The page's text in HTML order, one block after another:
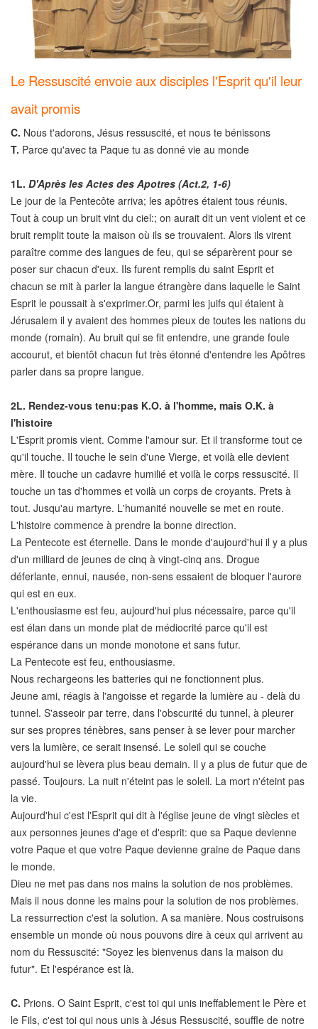
Le Ressuscité envoie aux disciples l'Esprit qu'il leur
avait promis
C. Nous t'adorons, Jésus ressuscité, et nous te bénissons
T. Parce qu'avec ta Paque tu as donné vie au monde
1L. D'Après les Actes des Apotres (Act.2, 1-6)
Le jour de la Pentecôte arriva; les apôtres étaient tous réunis.
Tout à coup un bruit vint du ciel:; on aurait dit un vent violent et ce
bruit remplit toute la maison où ils se trouvaient. Alors ils virent
paraître comme des langues de feu, qui se séparèrent pour se
poser sur chacun d'eux. Ils furent remplis du saint Esprit et
chacun se mit à parler la langue étrangère dans laquelle le Saint
Esprit le poussait à s'exprimer.Or, parmi les juifs qui étaient à
Jérusalem il y avaient des hommes pieux de toutes les nations du
monde (romain). Au bruit qui se fit entendre, une grande foule
accourut, et bientôt chacun fut très étonné d'entendre les Apôtres
parler dans sa propre langue.
2L. Rendez-vous tenu:pas K.O. à l'homme, mais O.K. à
l'histoire
L'Esprit promis vient. Comme l'amour sur. Et il transforme tout ce
qu'il touche. Il touche le sein d'une Vierge, et voilà elle devient
mère. Il touche un cadavre humilié et voilà le corps ressuscité. Il
touche un tas d'hommes et voilà un corps de croyants. Prets à
tout. Jusqu'au martyre. L'humanité nouvelle se met en route.
L'histoire commence à prendre la bonne direction.
La Pentecote est éternelle. Dans le monde d'aujourd'hui il y a plus
d'un milliard de jeunes de cinq à vingt-cinq ans. Drogue
déferlante, ennui, nausée, non-sens essaient de bloquer l'aurore
qui est en eux.
L'enthousiasme est feu, aujourd'hui plus nécessaire, parce qu'il
est élan dans un monde plat de médiocrité parce qu'il est
espérance dans un monde monotone et sans futur.
La Pentecote est feu, enthousiasme.
Nous rechargeons les batteries qui ne fonctionnent plus.
Jeune ami, réagis à l'angoisse et regarde la lumière au - delà du
tunnel. S'asseoir par terre, dans l'obscurité du tunnel, à pleurer
sur ses propres ténèbres, sans penser à se lever pour marcher
vers la lumière, ce serait insensé. Le soleil qui se couche
aujourd'hui se lèvera plus beau demain. Il y a plus de futur que de
passé. Toujours. La nuit n'éteint pas le soleil. La mort n'éteint pas
la vie.
Aujourd'hui c'est l'Esprit qui dit à l'église jeune de vingt siècles et
aux personnes jeunes d'age et d'esprit: que sa Paque devienne
votre Paque et que votre Paque devienne graine de Paque dans
le monde.
Dieu ne met pas dans nos mains la solution de nos problèmes.
Mais il nous donne les mains pour la solution de nos problèmes.
La ressurrection c'est la solution. A sa manière. Nous costruisons
ensemble un monde où nous pouvons dire à ceux qui arrivent au
nom du Ressuscité: "Soyez les bienvenus dans la maison du
futur". Et l'espérance est là.
C. Prions. O Saint Esprit, c'est toi qui unis ineffablement le Père et
le Fils, c'est toi qui nous unis à Jésus Ressuscité, souffle de notre